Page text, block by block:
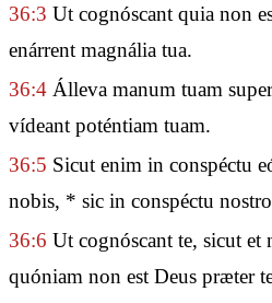
36:3 Ut cognóscant quia non
enárrent magnália tua.
36:4 Álleva manum tuam
vídeant poténtiam tuam.
36:5 Sicut enim in conspéctu
nobis, * sic in conspéctu
36:6 Ut cognóscant te, sicut
quóniam non est Deus præter